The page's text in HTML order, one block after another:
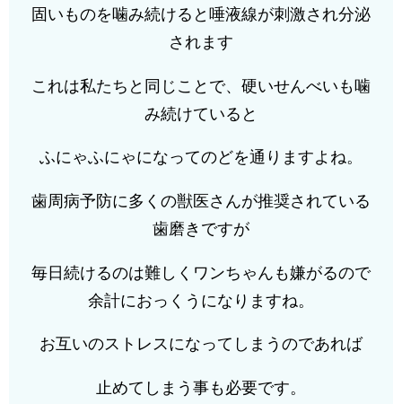
固いものを噛み続けると唾液線が刺激され分泌
されます
これは私たちと同じことで、硬いせんべいも噛
み続けていると
ふにゃふにゃになってのどを通りますよね。
歯周病予防に多くの獣医さんが推奨されている
歯磨きですが
毎日続けるのは難しくワンちゃんも嫌がるので
余計におっくうになりますね。
お互いのストレスになってしまうのであれば
止めてしまう事も必要です。